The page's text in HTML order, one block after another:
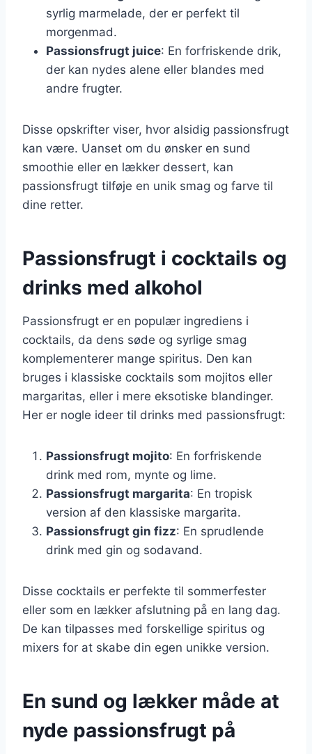
syrlig marmelade, der er perfekt til
morgenmad.
Passionsfrugt juice: En forfriskende drik,
der kan nydes alene eller blandes med
andre frugter.
Disse opskrifter viser, hvor alsidig passionsfrugt
kan være. Uanset om du ønsker en sund
smoothie eller en lækker dessert, kan
passionsfrugt tilføje en unik smag og farve til
dine retter.
Passionsfrugt i cocktails og
drinks med alkohol
Passionsfrugt er en populær ingrediens i
cocktails, da dens søde og syrlige smag
komplementerer mange spiritus. Den kan
bruges i klassiske cocktails som mojitos eller
margaritas, eller i mere eksotiske blandinger.
Her er nogle ideer til drinks med passionsfrugt:
Passionsfrugt mojito: En forfriskende
drink med rom, mynte og lime.
Passionsfrugt margarita: En tropisk
version af den klassiske margarita.
Passionsfrugt gin fizz: En sprudlende
drink med gin og sodavand.
Disse cocktails er perfekte til sommerfester
eller som en lækker afslutning på en lang dag.
De kan tilpasses med forskellige spiritus og
mixers for at skabe din egen unikke version.
En sund og lækker måde at
nyde passionsfrugt på